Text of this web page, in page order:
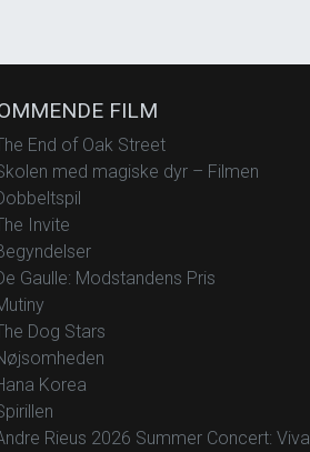
FILM
End of Oak Street
med magiske dyr – Filmen
Invite
Gaulle: Modstandens Pris
Dog Stars
Korea
Rieus 2026 Summer Concert: Viva